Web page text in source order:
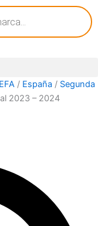
/ España / Segunda
2023 – 2024